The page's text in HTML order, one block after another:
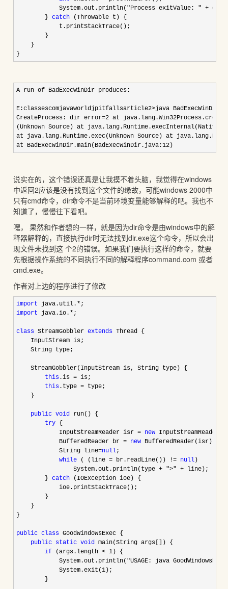
            System.out.println(
"Process exitValue: " +
        }
catch (Throwable t) {
            t.printStackTrace();
        }
    }
}
A run of BadExecWinDir produces:
E:classescomjavaworldjpitfallsarticle2>java
CreateProcess: dir error=2 at
(Unknown Source) at java.lang.Runtime.execInternal(Native
at java.lang.Runtime.exec(Unknown Source) at
at BadExecWinDir.main(BadExecWinDir.java:12)
说实在的，这个错误还真是让我摸不着头脑，我觉得在windows
中返回2应该是没有找到这个文件的缘故，可能windows 2000中
只有cmd命令，dir命令不是当前环境变量能够解释的吧。我也不
知道了，慢慢往下看吧。
嘿， 果然和作者想的一样，就是因为dir命令是由windows中的解
释器解释的，直接执行dir时无法找到dir.exe这个命令，所以会出
现文件未找到这 个2的错误。如果我们要执行这样的命令，就要
先根据操作系统的不同执行不同的解释程序command.com 或者
cmd.exe。
作者对上边的程序进行了修改
import java.util.*
import java.io.* ;
class StreamGobbler extends Thread {
    InputStream is;
    String type;
    StreamGobbler(InputStream is, String type) {
this .is = is;
this .type = type;
    }
public void run() {
try {
            InputStreamReader isr
= new
            BufferedReader br
= new BufferedReader(isr);
            String line
=null;
while ( (line = br.readLine()) != null )
                System.out.println(type
+ ">" + line);
        }
catch (IOException ioe) {
            ioe.printStackTrace();
        }
    }
}
public class GoodWindowsExec {
public static void main(String args[]) {
if (args.length < 1 ) {
            System.out.println(
"USAGE: java
            System.exit(
1 );
        }